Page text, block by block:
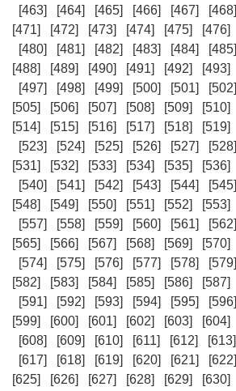
[463]
[464] [465] [466] [467] [468]
[471]
[472] [473] [474] [475] [476]
[480]
[481] [482] [483] [484] [485]
[488]
[489] [490] [491] [492] [493]
[497]
[498] [499] [500] [501] [502]
[505]
[506] [507] [508] [509] [510]
[514]
[515] [516] [517] [518] [519]
[523]
[524] [525] [526] [527] [528]
[531]
[532] [533] [534] [535] [536]
[540]
[541] [542] [543] [544] [545]
[548]
[549] [550] [551] [552] [553]
[557]
[558] [559] [560] [561] [562]
[565]
[566] [567] [568] [569] [570]
[574]
[575] [576] [577] [578] [579]
[582]
[583] [584] [585] [586] [587]
[591]
[592] [593] [594] [595] [596]
[599]
[600] [601] [602] [603] [604]
[608]
[609] [610] [611] [612] [613]
[617]
[618] [619] [620] [621] [622]
[625]
[626] [627] [628] [629] [630]